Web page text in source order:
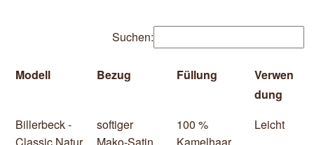
Suchen:
Modell Bezug Füllung
Verwen
dung
Billerbeck -
softiger
100 %
Leicht